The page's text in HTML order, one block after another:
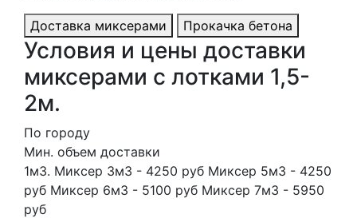
Доставка миксерами Прокачка бетона
Условия и цены доставки
миксерами с лотками 1,5-
2м.
По городу
Мин. объем доставки
1м3. Миксер 3м3 - 4250 руб Миксер 5м3 - 4250
руб Миксер 6м3 - 5100 руб Миксер 7м3 - 5950
руб